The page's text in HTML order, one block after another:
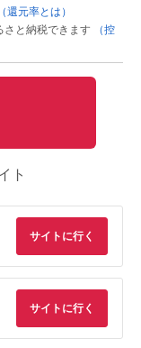
（還元率とは）
と納税できます
（控
ト
サイトに行く
サイトに行く